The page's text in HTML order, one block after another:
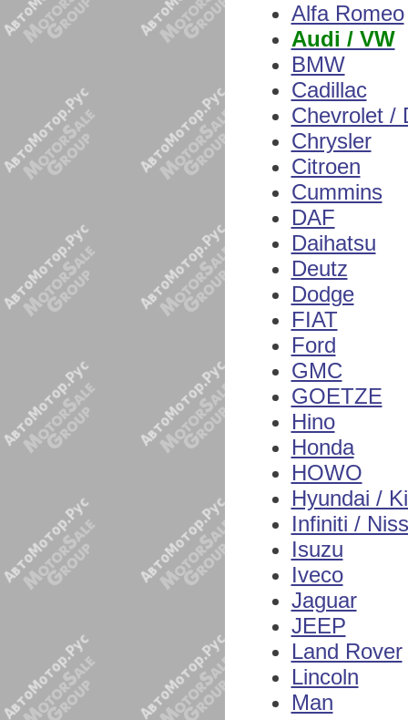
Alfa Romeo
Audi / VW
BMW
Cadillac
Chevrolet /
Chrysler
Citroen
Cummins
DAF
Daihatsu
Deutz
Dodge
FIAT
Ford
GMC
GOETZE
Hino
Honda
HOWO
Hyundai /
Infiniti /
Isuzu
Iveco
Jaguar
JEEP
Land Rover
Lincoln
Man